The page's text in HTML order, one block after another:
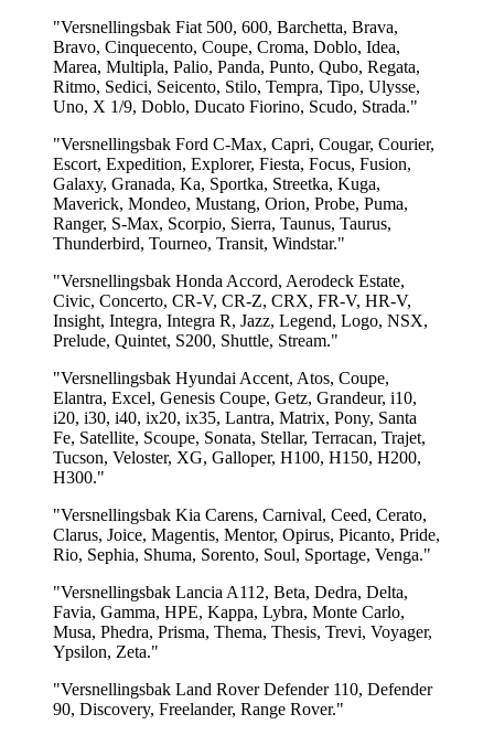
"Versnellingsbak Fiat 500, 600, Barchetta, Brava,
Bravo, Cinquecento, Coupe, Croma, Doblo, Idea,
Marea, Multipla, Palio, Panda, Punto, Qubo, Regata,
Ritmo, Sedici, Seicento, Stilo, Tempra, Tipo, Ulysse,
Uno, X 1/9, Doblo, Ducato Fiorino, Scudo, Strada."
"Versnellingsbak Ford C-Max, Capri, Cougar, Courier,
Escort, Expedition, Explorer, Fiesta, Focus, Fusion,
Galaxy, Granada, Ka, Sportka, Streetka, Kuga,
Maverick, Mondeo, Mustang, Orion, Probe, Puma,
Ranger, S-Max, Scorpio, Sierra, Taunus, Taurus,
Thunderbird, Tourneo, Transit, Windstar."
"Versnellingsbak Honda Accord, Aerodeck Estate,
Civic, Concerto, CR-V, CR-Z, CRX, FR-V, HR-V,
Insight, Integra, Integra R, Jazz, Legend, Logo, NSX,
Prelude, Quintet, S200, Shuttle, Stream."
"Versnellingsbak Hyundai Accent, Atos, Coupe,
Elantra, Excel, Genesis Coupe, Getz, Grandeur, i10,
i20, i30, i40, ix20, ix35, Lantra, Matrix, Pony, Santa
Fe, Satellite, Scoupe, Sonata, Stellar, Terracan, Trajet,
Tucson, Veloster, XG, Galloper, H100, H150, H200,
H300."
"Versnellingsbak Kia Carens, Carnival, Ceed, Cerato,
Clarus, Joice, Magentis, Mentor, Opirus, Picanto, Pride,
Rio, Sephia, Shuma, Sorento, Soul, Sportage, Venga."
"Versnellingsbak Lancia A112, Beta, Dedra, Delta,
Favia, Gamma, HPE, Kappa, Lybra, Monte Carlo,
Musa, Phedra, Prisma, Thema, Thesis, Trevi, Voyager,
Ypsilon, Zeta."
"Versnellingsbak Land Rover Defender 110, Defender
90, Discovery, Freelander, Range Rover."